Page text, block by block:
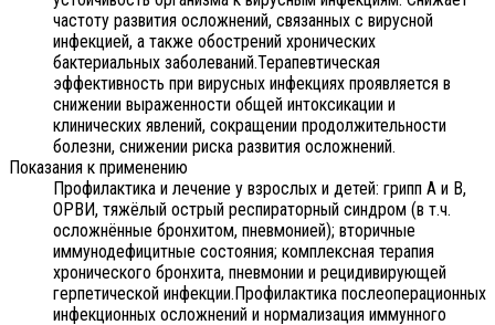
частоту развития осложнений, связанных с вирусной
инфекцией, а также обострений хронических
бактериальных заболеваний.Терапевтическая
эффективность при вирусных инфекциях проявляется в
снижении выраженности общей интоксикации и
клинических явлений, сокращении продолжительности
болезни, снижении риска развития осложнений.
Показания к применению
Профилактика и лечение у взрослых и детей: грипп А и В,
ОРВИ, тяжёлый острый респираторный синдром (в т.ч.
осложнённые бронхитом, пневмонией); вторичные
иммунодефицитные состояния; комплексная терапия
хронического бронхита, пневмонии и рецидивирующей
герпетической инфекции.Профилактика послеоперационных
инфекционных осложнений и нормализация иммунного